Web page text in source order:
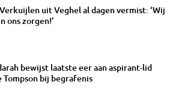
uit Veghel al dagen vermist: ‘Wij
ons zorgen!’
bewijst laatste eer aan aspirant-lid
Tompson bij begrafenis